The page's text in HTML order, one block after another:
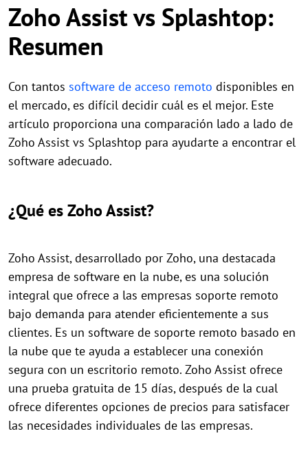
Zoho Assist vs Splashtop:
Resumen
Con tantos software de acceso remoto disponibles en
el mercado, es difícil decidir cuál es el mejor. Este
artículo proporciona una comparación lado a lado de
Zoho Assist vs Splashtop para ayudarte a encontrar el
software adecuado.
¿Qué es Zoho Assist?
Zoho Assist, desarrollado por Zoho, una destacada
empresa de software en la nube, es una solución
integral que ofrece a las empresas soporte remoto
bajo demanda para atender eficientemente a sus
clientes. Es un software de soporte remoto basado en
la nube que te ayuda a establecer una conexión
segura con un escritorio remoto. Zoho Assist ofrece
una prueba gratuita de 15 días, después de la cual
ofrece diferentes opciones de precios para satisfacer
las necesidades individuales de las empresas.